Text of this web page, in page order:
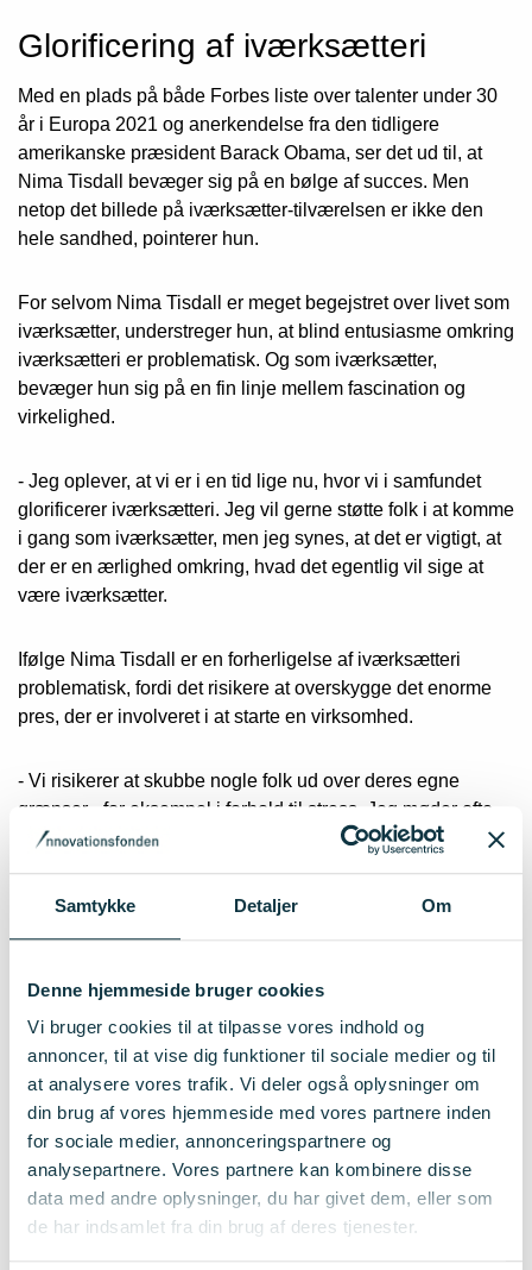
Samtykke Detaljer Om
Denne hjemmeside bruger cookies
Vi bruger cookies til at tilpasse vores indhold og
annoncer, til at vise dig funktioner til sociale medier og til
at analysere vores trafik. Vi deler også oplysninger om
din brug af vores hjemmeside med vores partnere inden
for sociale medier, annonceringspartnere og
analysepartnere. Vores partnere kan kombinere disse
data med andre oplysninger, du har givet dem, eller som
de har indsamlet fra din brug af deres tjenester.
Glorificering af iværksætteri
Med en plads på både Forbes liste over talenter under 30
år i Europa 2021 og anerkendelse fra den tidligere
amerikanske præsident Barack Obama, ser det ud til, at
Nima Tisdall bevæger sig på en bølge af succes. Men
netop det billede på iværksætter-tilværelsen er ikke den
hele sandhed, pointerer hun.
For selvom Nima Tisdall er meget begejstret over livet som
iværksætter, understreger hun, at blind entusiasme omkring
iværksætteri er problematisk. Og som iværksætter,
bevæger hun sig på en fin linje mellem fascination og
virkelighed.
- Jeg oplever, at vi er i en tid lige nu, hvor vi i samfundet
glorificerer iværksætteri. Jeg vil gerne støtte folk i at komme
i gang som iværksætter, men jeg synes, at det er vigtigt, at
der er en ærlighed omkring, hvad det egentlig vil sige at
være iværksætter.
Ifølge Nima Tisdall er en forherligelse af iværksætteri
problematisk, fordi det risikere at overskygge det enorme
pres, der er involveret i at starte en virksomhed.
- Vi risikerer at skubbe nogle folk ud over deres egne
grænser - for eksempel i forhold til stress. Jeg møder ofte
den misforståelse, at det er de mange arbejdstimer, som er
mange, mange vigtige beslutninger, man hele tiden skal
information tilgængelig som beslutningsgrundlag, siger
Vigtigt at være forberedt;
iværksætteri er megasvært
Nima Tisdall og Christine Herbert arbejder meget, og det
har de gjort siden de stiftede Blue Lobster. For dem har det
ikke været stor anerkendelse udefra, der har båret